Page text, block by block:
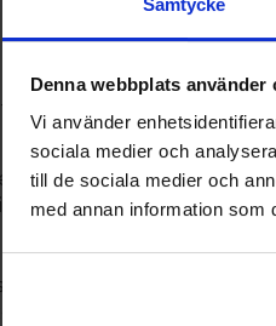
Samtycke
Denna webbplats använder
Vi använder
sociala medier och
till de sociala medier och
med annan information som
Teknisk spesifikasjon
av høy kvalitet på
Rundt vindu i
og laminert for ekstra
Aluminiumsplatene er